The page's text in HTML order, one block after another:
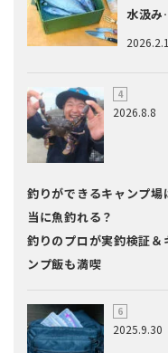
水汲
2026.8.8
釣りができるキャンプ場
当に魚釣れる？
釣りのプロが実釣検証＆
ンプ飯も満喫
2025.9.30